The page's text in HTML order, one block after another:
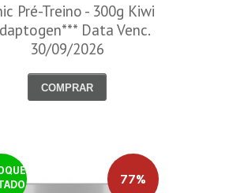
Pré-Treino - 300g Kiwi
Data Venc.
30/09/2026
COMPRAR
77%